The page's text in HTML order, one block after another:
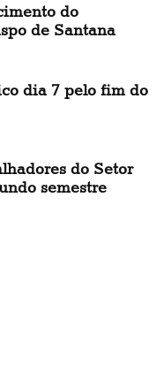
do
de Santana
dia 7 pelo fim do
do Setor
semestre